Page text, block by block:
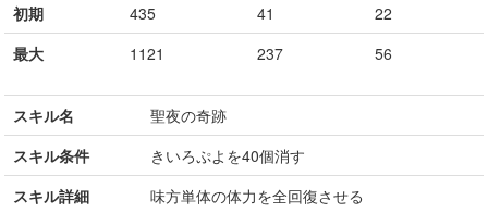
初期
435 41
22
最大
1121 237 56
スキル名
聖夜の奇跡
スキル条件
きいろぷよを40個消す
スキル詳細
味方単体の体力を全回復させる